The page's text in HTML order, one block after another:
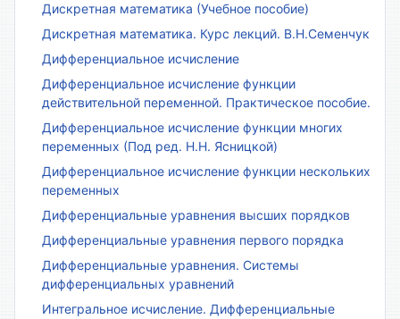
Дискретная математика (Учебное пособие)
Дискретная математика. Курс лекций. В.Н.Семенчук
Дифференциальное исчисление
Дифференциальное исчисление функции
действительной переменной. Практическое пособие.
Дифференциальное исчисление функции многих
переменных (Под ред. Н.Н. Ясницкой)
Дифференциальное исчисление функции нескольких
переменных
Дифференциальные уравнения высших порядков
Дифференциальные уравнения первого порядка
Дифференциальные уравнения. Системы
дифференциальных уравнений
Интегральное исчисление. Дифференциальные